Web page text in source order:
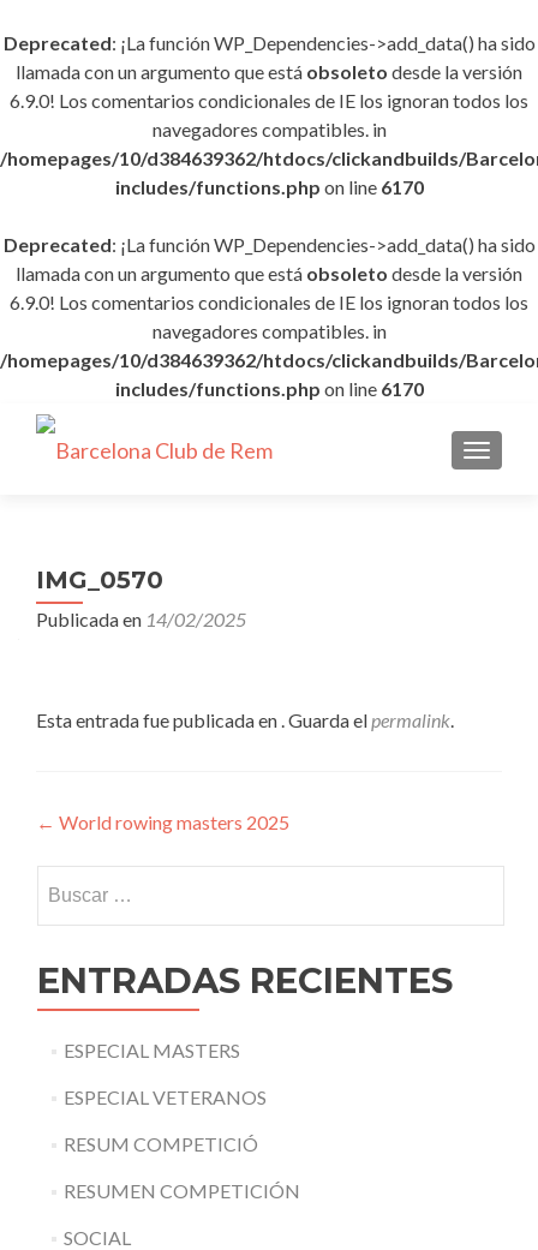
Deprecated: ¡La función WP_Dependencies->add_data() ha sido
llamada con un argumento que está obsoleto desde la versión
6.9.0! Los comentarios condicionales de IE los ignoran todos los
navegadores compatibles. in
/homepages/10/d384639362/htdocs/clickandbuilds/
includes/functions.php on line 6170
Deprecated: ¡La función WP_Dependencies->add_data() ha sido
llamada con un argumento que está obsoleto desde la versión
6.9.0! Los comentarios condicionales de IE los ignoran todos los
navegadores compatibles. in
/homepages/10/d384639362/htdocs/clickandbuilds/
includes/functions.php on line 6170
IMG_0570
Publicada en 14/02/2025
Esta entrada fue publicada en . Guarda elpermalink.
Navegación
de
entradas
← World rowing masters 2025
ENTRADAS RECIENTES
ESPECIAL MASTERS
ESPECIAL VETERANOS
RESUM COMPETICIÓ
RESUMEN COMPETICIÓN
SOCIAL